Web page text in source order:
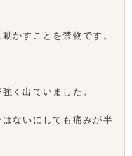
かすことを禁物です。
く出ていました。
ないにしても痛みが半